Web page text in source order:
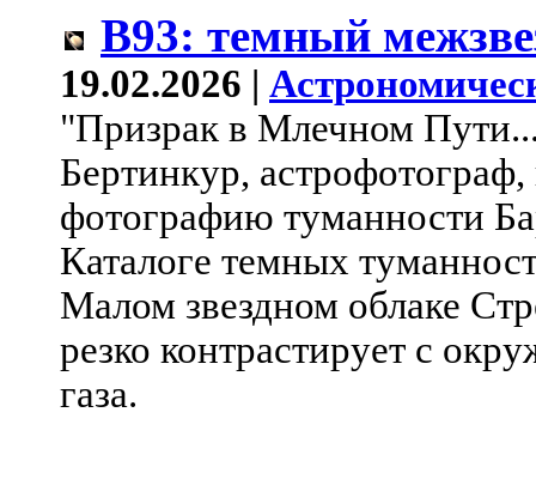
B93: темный
19.02.2026 |
"Призрак в Млечном
Бертинкур,
фотографию туманности
Каталоге темных
Малом звездном облаке
резко контрастирует с
газа.